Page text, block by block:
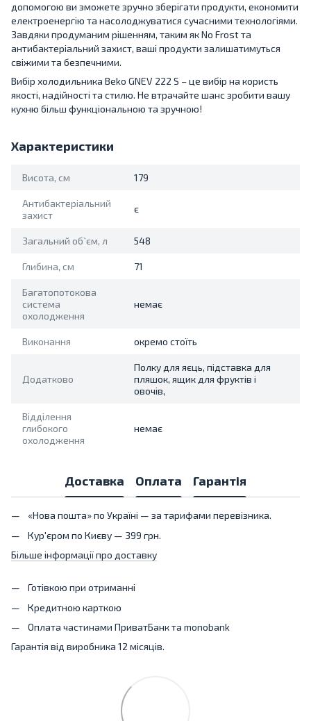
допомогою ви зможете зручно зберігати продукти, економити
електроенергію та насолоджуватися сучасними технологіями.
Завдяки продуманим рішенням, таким як No Frost та
антибактеріальний захист, ваші продукти залишатимуться
свіжими та безпечними.
Вибір холодильника Beko GNEV 222 S – це вибір на користь
якості, надійності та стилю. Не втрачайте шанс зробити вашу
кухню більш функціональною та зручною!
Характеристики
Висота, см 179
Антибактеріальний
захист
є
Загальний об`єм, л 548
Глибина, см 71
Багатопотокова
система
охолодження
немає
Виконання окремо стоїть
Додатково
Полку для яєць, підставка для
пляшок, ящик для фруктів і
овочів,
Відділення
глибокого
охолодження
немає
Доставка Оплата Гарантія
«Нова пошта» по Україні — за тарифами перевізника.
Кур'єром по Києву — 399 грн.
Більше інформації про доставку
Готівкою при отриманні
Кредитною карткою
Оплата частинами ПриватБанк та monobank
Гарантія від виробника 12 місяців.